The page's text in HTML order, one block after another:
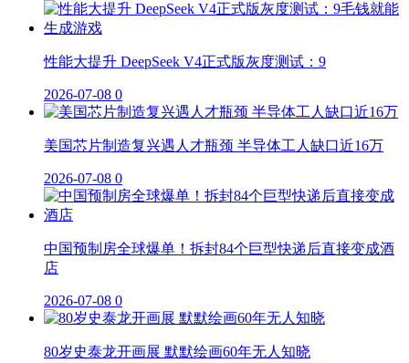
性能大提升 DeepSeek V4正式版灰度测试：9
2026-07-08 0
美国芯片制造复兴遇人才瓶颈 半导体工人缺口近16万
2026-07-08 0
中国预制房全球爆单！拆封84个巨型快递后直接变成酒
店
2026-07-08 0
80岁史泰龙开画展 默默绘画60年无人知晓